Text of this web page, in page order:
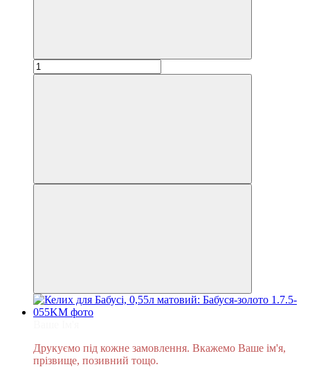
Друкуємо під кожне замовлення. Вкажемо Ваше ім'я,
прізвище, позивний тощо.